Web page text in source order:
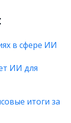
в сфере ИИ
ИИ для
итоги за